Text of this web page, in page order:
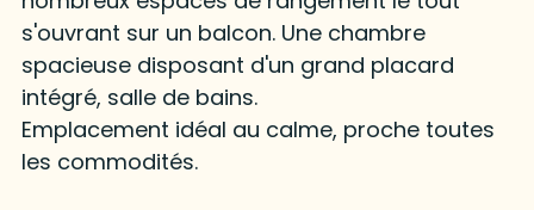
s'ouvrant sur un balcon. Une chambre
spacieuse disposant d'un grand placard
intégré, salle de bains.
Emplacement idéal au calme, proche toutes
les commodités.